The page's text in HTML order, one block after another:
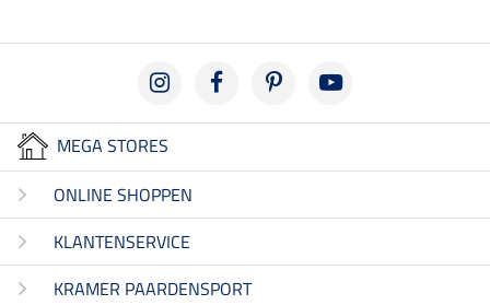
MEGA STORES
ONLINE SHOPPEN
KLANTENSERVICE
KRAMER PAARDENSPORT